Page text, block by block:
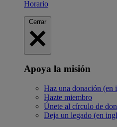
Horario
Cerrar
Apoya la misión
Haz una donación (en
Hazte miembro
Únete al círculo de
Deja un legado (en